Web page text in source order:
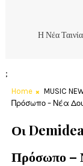
Η Νέα
;
Home MUSIC
Πρόσωπο – Νέα
Οι
Πρόσωπο –